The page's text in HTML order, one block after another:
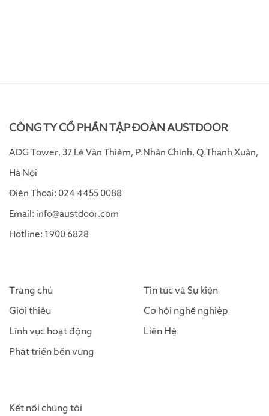
CÔNG TY CỔ PHẦN TẬP ĐOÀN AUSTDOOR
ADG Tower, 37 Lê Văn Thiêm, P.Nhân Chính, Q.Thanh Xuân,
Hà Nội
Điện Thoại: 024 4455 0088
Email: info@austdoor.com
Hotline: 1900 6828
Trang chủ
Giới thiệu
Lĩnh vực hoạt động
Phát triển bền vững
Tin tức và Sự kiện
Cơ hội nghề nghiệp
Liên Hệ
Kết nối chúng tôi